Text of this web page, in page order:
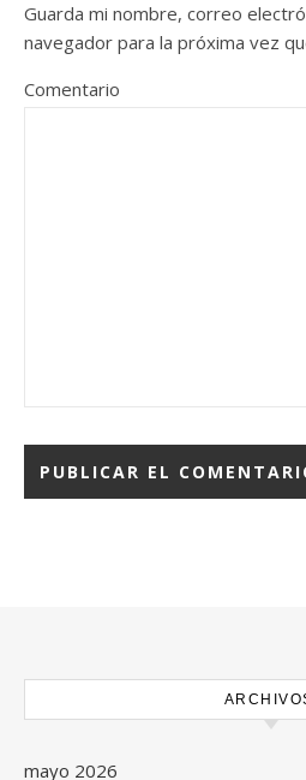
Guarda mi nombre, correo
navegador para la próxima vez
Comentario
mayo 2026